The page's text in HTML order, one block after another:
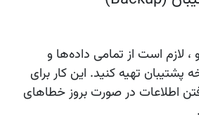
، لازم است از تمامی داده‌ها و
تهیه کنید. این کار برای
اطلاعات در صورت بروز خطاهای